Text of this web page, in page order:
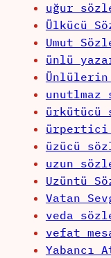
uğur
Ülkücü
Umut
ünlü
unutlmaz
ürkütücü
ürpertici
üzücü
uzun
Uzüntü
Vatan
veda
vefat
Yabancı